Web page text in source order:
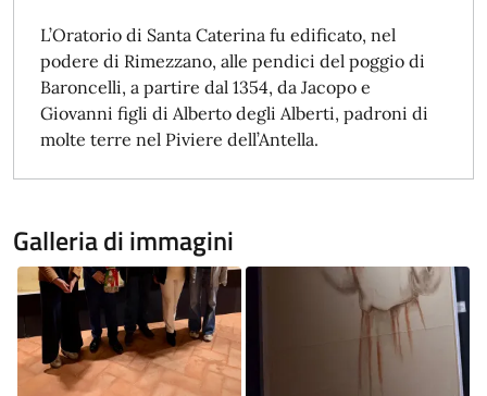
L’Oratorio di Santa Caterina fu edificato, nel
podere di Rimezzano, alle pendici del poggio di
Baroncelli, a partire dal 1354, da Jacopo e
Giovanni figli di Alberto degli Alberti, padroni di
molte terre nel Piviere dell’Antella.
Galleria di immagini
Image
Image